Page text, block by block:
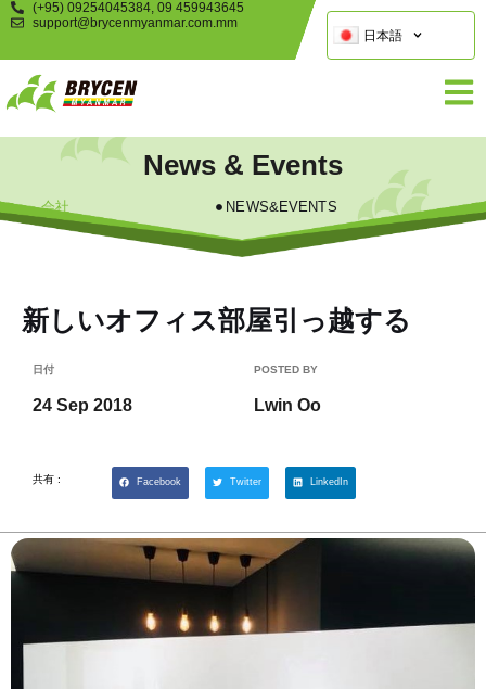
(+95) 09254045384, 09 459943645
support@brycenmyanmar.com.mm
日本語
News & Events
会社 NEWS&EVENTS
新しいオフィス部屋引っ越する
日付
24 Sep 2018
POSTED BY
Lwin Oo
共有 : Facebook Twitter LinkedIn